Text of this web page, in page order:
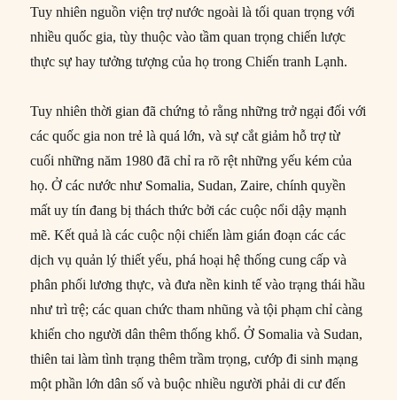
Tuy nhiên nguồn viện trợ nước ngoài là tối quan trọng với
nhiều quốc gia, tùy thuộc vào tầm quan trọng chiến lược
thực sự hay tưởng tượng của họ trong Chiến tranh Lạnh.
Tuy nhiên thời gian đã chứng tỏ rằng những trở ngại đối với
các quốc gia non trẻ là quá lớn, và sự cắt giảm hỗ trợ từ
cuối những năm 1980 đã chỉ ra rõ rệt những yếu kém của
họ. Ở các nước như Somalia, Sudan, Zaire, chính quyền
mất uy tín đang bị thách thức bởi các cuộc nổi dậy mạnh
mẽ. Kết quả là các cuộc nội chiến làm gián đoạn các các
dịch vụ quản lý thiết yếu, phá hoại hệ thống cung cấp và
phân phối lương thực, và đưa nền kinh tế vào trạng thái hầu
như trì trệ; các quan chức tham nhũng và tội phạm chỉ càng
khiến cho người dân thêm thống khổ. Ở Somalia và Sudan,
thiên tai làm tình trạng thêm trầm trọng, cướp đi sinh mạng
một phần lớn dân số và buộc nhiều người phải di cư đến